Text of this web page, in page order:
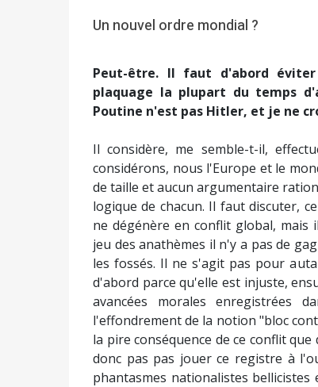
Un nouvel ordre mondial ?
Peut-être. Il faut d'abord
plaquage la plupart du temps
Poutine n'est pas Hitler, et je ne
Il considère, me semble-t-il,
considérons, nous l'Europe et le
de taille et aucun argumentaire
logique de chacun. Il faut discuter,
ne dégénère en conflit global, mais
jeu des anathèmes il n'y a pas de
les fossés. Il ne s'agit pas pour
d'abord parce qu'elle est injuste,
avancées morales enregistrées
l'effondrement de la notion "bloc
la pire conséquence de ce conflit
donc pas pas jouer ce registre à
phantasmes nationalistes